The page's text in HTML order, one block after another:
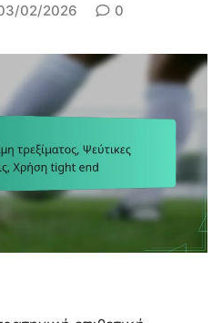
02/2026 0